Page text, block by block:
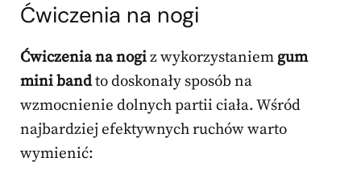
Ćwiczenia na nogi
Ćwiczenia na nogiz wykorzystaniem gum
mini bandto doskonały sposób na
wzmocnienie dolnych partii ciała. Wśród
najbardziej efektywnych ruchów warto
wymienić: